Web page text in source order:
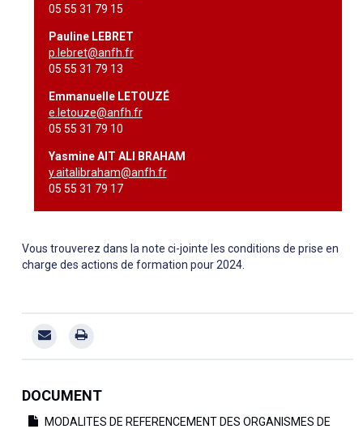
05 55 31 79 15
Pauline LEBRET
p.lebret@anfh.fr
05 55 31 79 13
Emmanuelle LETOUZÉ
e.letouze@anfh.fr
05 55 31 79 10
Yasmine AIT ALI BRAHAM
y.aitalibraham@anfh.fr
05 55 31 79 17
Vous trouverez dans la note ci-jointe les conditions de prise en
charge des actions de formation pour 2024.
DOCUMENT
MODALITES DE REFERENCEMENT DES ORGANISMES DE